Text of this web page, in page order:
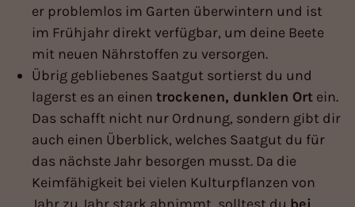
er problemlos im Garten überwintern und ist
im Frühjahr direkt verfügbar, um deine Beete
mit neuen Nährstoffen zu versorgen.
Übrig gebliebenes Saatgut sortierst du und
lagerst es an einen trockenen, dunklen Ort ein.
Das schafft nicht nur Ordnung, sondern gibt dir
auch einen Überblick, welches Saatgut du für
das nächste Jahr besorgen musst. Da die
Keimfähigkeit bei vielen Kulturpflanzen von